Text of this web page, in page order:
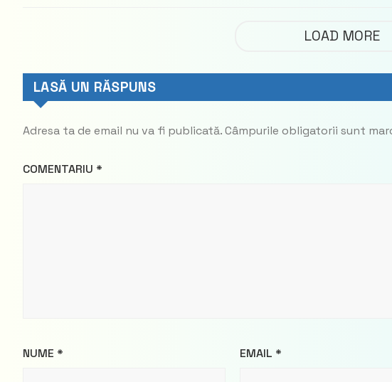
DemocratLOAD MORE
LASĂ UN RĂSPUNS
Adresa ta de email nu va fi publicată.Câmpurile obligatorii sunt
COMENTARIU *
NUME * EMAIL *